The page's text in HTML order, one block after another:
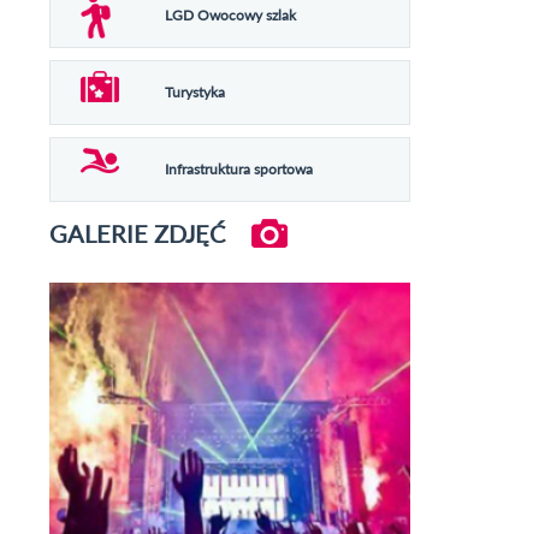
LGD Owocowy szlak
Turystyka
Infrastruktura sportowa
GALERIE ZDJĘĆ